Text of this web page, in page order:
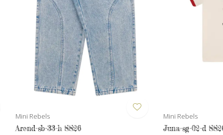
Mini Rebels
Arend-sb-33-h SS26
Mini Rebels
Juna-sg-02-d